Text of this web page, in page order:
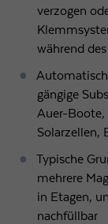
verzogen
während
gängige
Auer-Boote,
Solarzellen,
Typische
mehrere
in Etagen,
nachfüllbar